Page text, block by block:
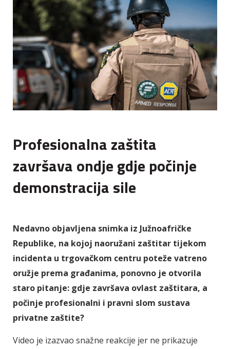
Profesionalna zaštita
završava ondje gdje počinje
demonstracija sile
Nedavno objavljena snimka iz Južnoafričke
Republike, na kojoj naoružani zaštitar tijekom
incidenta u trgovačkom centru poteže vatreno
oružje prema građanima, ponovno je otvorila
staro pitanje: gdje završava ovlast zaštitara, a
počinje profesionalni i pravni slom sustava
privatne zaštite?
Video je izazvao snažne reakcije jer ne prikazuje